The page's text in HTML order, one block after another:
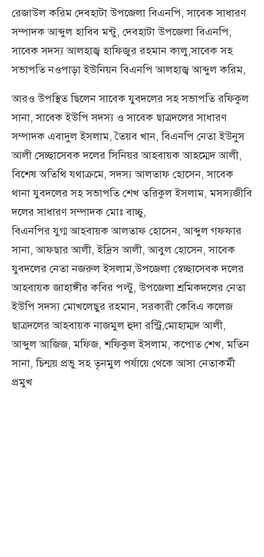
রেজাউল করিম দেবহাটা উপজেলা বিএনপি, সাবেক সাধারণ
সম্পাদক আব্দুল হাবিব মন্টু, দেবহাটা উপজেলা বিএনপি,
সাবেক সদস্য আলহাজ্ব হাফিজুর রহমান কালু,সাবেক সহ
সভাপতি নওপাড়া ইউনিয়ন বিএনপি আলহাজ্ব আব্দুল করিম,
আরও উপস্থিত ছিলেন সাবেক যুবদলের সহ সভাপতি রফিকুল
সানা, সাবেক ইউপি সদস্য ও সাবেক ছাত্রদলের সাধারণ
সম্পাদক এবাদুল ইসলাম, তৈয়ব খান, বিএনপি নেতা ইউনুস
আলী সেচ্ছাসেবক দলের সিনিয়র আহবায়ক আহম্মেদ আলী,
বিশেষ অতিথি যথাক্রমে, সদস্য আলতাফ হোসেন, সাবেক
থানা যুবদলের সহ সভাপতি শেখ তরিকুল ইসলাম, মসস্যজীবি
দলের সাধারণ সম্পাদক মোঃ বাচ্চু,
বিএনপির যুগ্ম আহবায়ক আলতাফ হোসেন, আব্দুল গফফার
সানা, আফছার আলী, ইদ্রিস আলী, আবুল হোসেন, সাবেক
যুবদলের নেতা নজরুল ইসলাম,উপজেলা স্বেচ্ছাসেবক দলের
আহবায়ক জাহাঙ্গীর কবির পল্টু, উপজেলা শ্রমিকদলের নেতা
ইউপি সদস্য মোখলেছুর রহমান, সরকারী কেবিএ কলেজ
ছাত্রদলের আহবায়ক নাজমুল হুদা রন্ট্রি,মোহাম্মদ আলী,
আব্দুল আজিজ, মফিজ, শফিকুল ইসলাম, কপোত শেখ, মতিন
সানা, চিন্ময় প্রভু সহ তৃনমুল পর্যায়ে থেকে আসা নেতাকর্মী
প্রমুখ